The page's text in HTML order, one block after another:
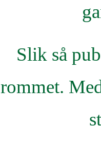
Slik så
rommet.